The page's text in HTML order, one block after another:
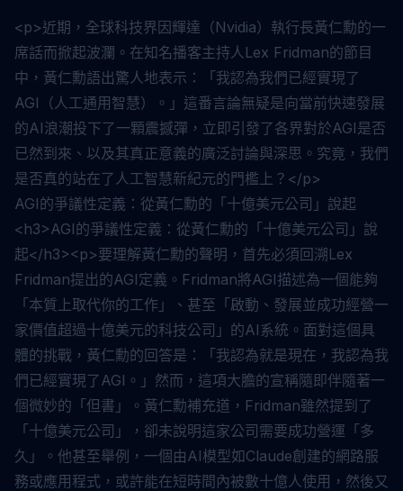
<p>近期，全球科技界因輝達（Nvidia）執行長黃仁勳的一
席話而掀起波瀾。在知名播客主持人Lex Fridman的節目
中，黃仁勳語出驚人地表示：「我認為我們已經實現了
AGI（人工通用智慧）。」這番言論無疑是向當前快速發展
的AI浪潮投下了一顆震撼彈，立即引發了各界對於AGI是否
已然到來、以及其真正意義的廣泛討論與深思。究竟，我們
是否真的站在了人工智慧新紀元的門檻上？</p>
AGI的爭議性定義：從黃仁勳的「十億美元公司」說起
<h3>AGI的爭議性定義：從黃仁勳的「十億美元公司」說
起</h3><p>要理解黃仁勳的聲明，首先必須回溯Lex
Fridman提出的AGI定義。Fridman將AGI描述為一個能夠
「本質上取代你的工作」、甚至「啟動、發展並成功經營一
家價值超過十億美元的科技公司」的AI系統。面對這個具
體的挑戰，黃仁勳的回答是：「我認為就是現在，我認為我
們已經實現了AGI。」然而，這項大膽的宣稱隨即伴隨著一
個微妙的「但書」。黃仁勳補充道，Fridman雖然提到了
「十億美元公司」，卻未說明這家公司需要成功營運「多
久」。他甚至舉例，一個由AI模型如Claude創建的網路服
務或應用程式，或許能在短時間內被數十億人使用，然後又